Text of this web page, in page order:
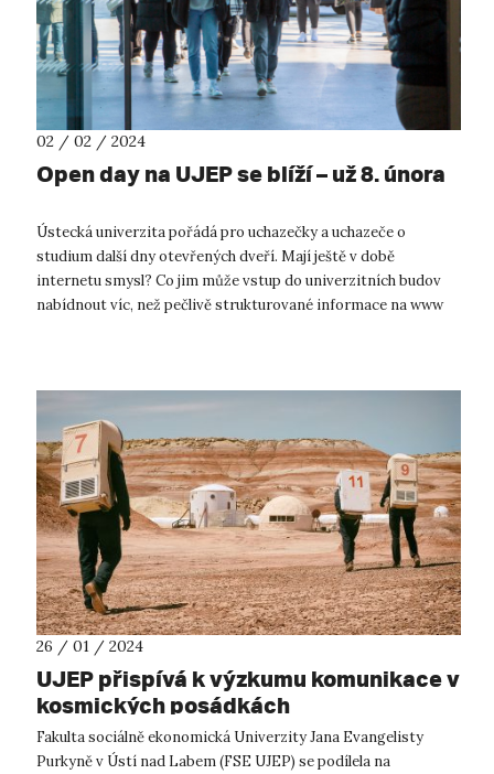
02 / 02 / 2024
Open day na UJEP se blíží – už 8. února
Ústecká univerzita pořádá pro uchazečky a uchazeče o
studium další dny otevřených dveří. Mají ještě v době
internetu smysl? Co jim může vstup do univerzitních budov
nabídnout víc, než pečlivě strukturované informace na www
26 / 01 / 2024
UJEP přispívá k výzkumu komunikace v
kosmických posádkách
Fakulta sociálně ekonomická Univerzity Jana Evangelisty
Purkyně v Ústí nad Labem (FSE UJEP) se podílela na